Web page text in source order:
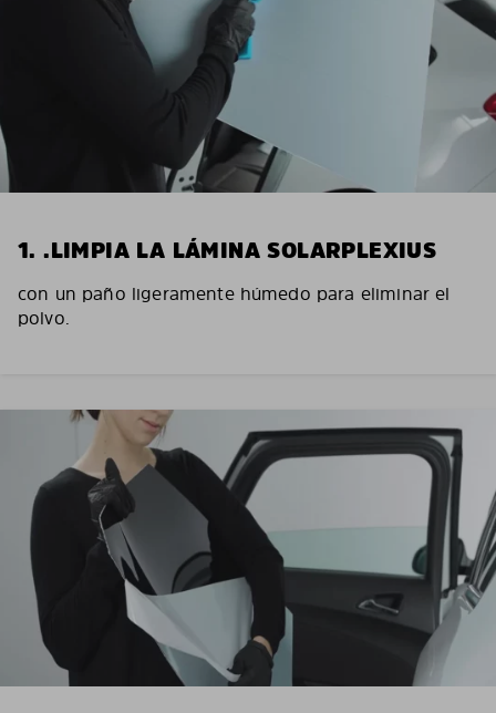
1. .LIMPIA LA LÁMINA SOLARPLEXIUS
con un paño ligeramente húmedo para eliminar el
polvo.